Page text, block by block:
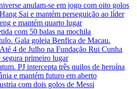
anulam-se em jogo com oito golos
Sai e mantém perseguição ao líder
e mantém quarto lugar
com 50 balas na mochila
Gala goleia Benfica de Macau.
4 de Julho na Fundação Rui Cunha
segura primeiro lugar
PJ intercepta três quilos de heroína
e mantém futuro em aberto
com dois golos de Messi